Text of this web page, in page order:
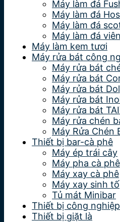
Máy làm đá
Máy làm đá
Máy làm đá
Máy làm đá
Máy làm kem tươi
Máy rửa bát công
Máy rửa bát
Máy rửa bát
Máy rửa bát
Máy rửa bát
Máy rửa bát
Máy rửa chén
Máy Rửa Chén
Thiết bị bar-cà phê
Máy ép trái cây
Máy pha cà phê
Máy xay cà phê
Máy xay sinh tố
Tủ mát Minibar
Thiết bị công
Thiết bị giặt là